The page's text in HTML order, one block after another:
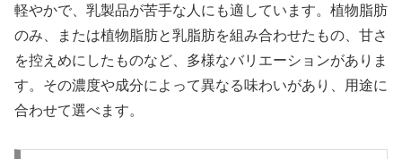
軽やかで、乳製品が苦手な人にも適しています。植物脂肪
のみ、または植物脂肪と乳脂肪を組み合わせたもの、甘さ
を控えめにしたものなど、多様なバリエーションがありま
す。その濃度や成分によって異なる味わいがあり、用途に
合わせて選べます。